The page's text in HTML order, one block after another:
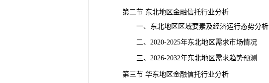
第二节 东北地区金融信托行业分析
一、东北地区区域要素及经济运行态势分析
二、2020-2025年东北地区需求市场情况
三、2026-2032年东北地区需求趋势预测
第三节 华东地区金融信托行业分析